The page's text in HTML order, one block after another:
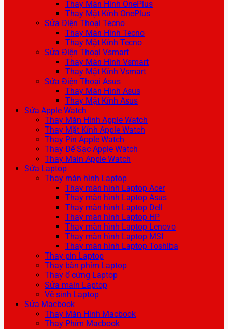
Thay Màn Hình OnePlus
Thay Mặt Kính OnePlus
Sửa Điện Thoại Tecno
Thay Màn Hình Tecno
Thay Mặt Kính Tecno
Sửa Điện Thoại Vsmart
Thay Màn Hình Vsmart
Thay Mặt Kính Vsmart
Sửa Điện Thoại Asus
Thay Màn Hình Asus
Thay Mặt Kính Asus
Sửa Apple Watch
Thay Màn Hình Apple Watch
Thay Mặt Kính Apple Watch
Thay Pin Apple Watch
Thay Đế Sạc Apple Watch
Thay Main Apple Watch
Sửa Laptop
Thay màn hình Laptop
Thay màn hình Laptop Acer
Thay màn hình Laptop Asus
Thay màn hình Laptop Dell
Thay màn hình Laptop HP
Thay màn hình Laptop Lenovo
Thay màn hình Laptop MSI
Thay màn hình Laptop Toshiba
Thay pin Laptop
Thay bàn phím Laptop
Thay ổ cứng Laptop
Sửa main Laptop
Vệ sinh Laptop
Sửa Macbook
Thay Màn Hình Macbook
Thay Phím Macbook